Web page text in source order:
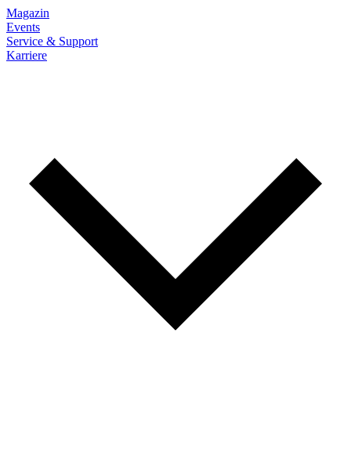
Magazin
Events
Service & Support
Karriere